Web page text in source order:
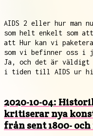
AIDS 2 eller hur man
som helt enkelt som
att Hur kan vi
som vi befinner oss i
Ja, och det är
i tiden till AIDS ur
2020-10-04:
kritiserar nya
från sent 1800-